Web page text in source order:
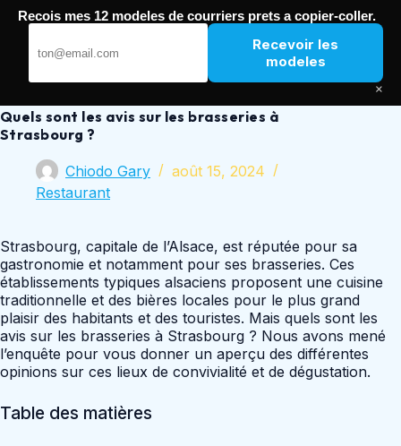
Passer
Quels sont les avis sur les brasseries à
Strasbourg ?
Chiodo Gary
août 15, 2024
Restaurant
Strasbourg, capitale de l’Alsace, est réputée pour sa
gastronomie et notamment pour ses brasseries. Ces
établissements typiques alsaciens proposent une cuisine
traditionnelle et des bières locales pour le plus grand
plaisir des habitants et des touristes. Mais quels sont les
avis sur les brasseries à Strasbourg ? Nous avons mené
l’enquête pour vous donner un aperçu des différentes
opinions sur ces lieux de convivialité et de dégustation.
Table des matières
Recois mes 12 modeles de courriers prets a copier-coller.
Recevoir les
modeles
×